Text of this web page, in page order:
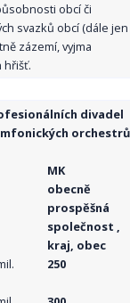
obcí či
svazků obcí (dále jen
zázemí, vyjma
hřišť.
divadel
orchestrů
MK
obecně
prospěšná
společnost ,
kraj, obec
250